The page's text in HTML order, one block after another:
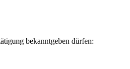
bekanntgeben dürfen: